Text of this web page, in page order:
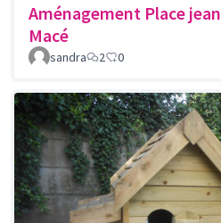
Aménagement Place jean
Macé
sandra
2 0